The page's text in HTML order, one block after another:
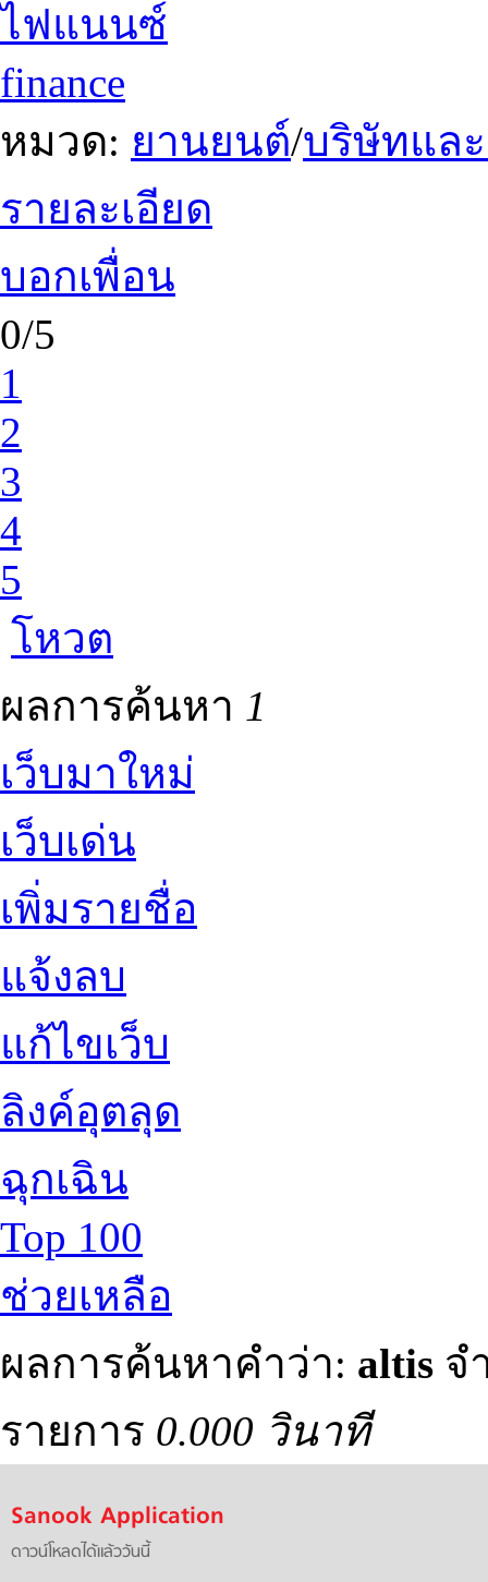
ไฟแนนซ์
finance
หมวด: ยานยนต์/บริษัทแล
รายละเอียด
บอกเพื่อน
0/5
1
2
3
4
5
โหวต
ผลการค้นหา 1
เว็บมาใหม่
เว็บเด่น
เพิ่มรายชื่อ
แจ้งลบ
แก้ไขเว็บ
ลิงค์อุตลุด
ฉุกเฉิน
Top 100
ช่วยเหลือ
ผลการค้นหาคำว่า: altis จ
รายการ 0.000 วินาที
Sanook Application
ดาวน์โหลดได้แล้ววันนี้